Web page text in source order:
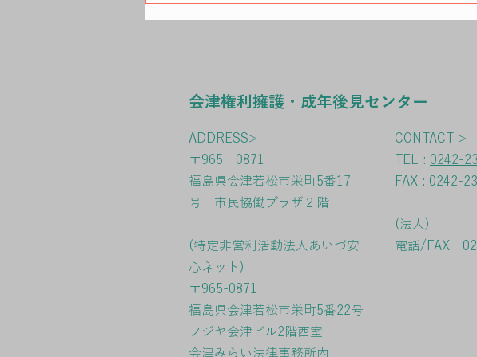
研修会を開催しました
護・成
会津権利擁護・成年後見センター
ADDRESS>
〒965－0871
福島県会津若松市栄町5番17
号 市民協働プラザ２階
(特定非営利活動法人あいづ安
心ネット)
〒965-0871
福島県会津若松市栄町5番22号
フジヤ会津ビル2階西室
会津みらい法律事務所内
CONTACT >
TEL : 0242-
FAX : 0242-
(法人)
電話/FAX